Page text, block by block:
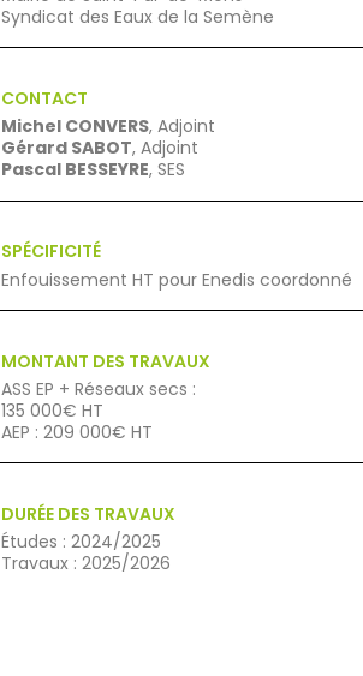
Syndicat des Eaux de la Semène
CONTACT
Michel CONVERS, Adjoint
Gérard SABOT, Adjoint
Pascal BESSEYRE, SES
SPÉCIFICITÉ
Enfouissement HT pour Enedis coordonné
MONTANT DES TRAVAUX
ASS EP + Réseaux secs :
135 000€ HT
AEP : 209 000€ HT
DURÉE DES TRAVAUX
Études : 2024/2025
Travaux : 2025/2026